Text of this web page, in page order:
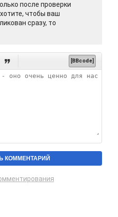
после проверки
чтобы ваш
сразу, то
 [BBcode]